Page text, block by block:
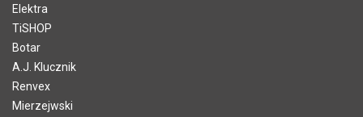
Elektra
TiSHOP
Botar
A.J. Klucznik
Renvex
Mierzejwski